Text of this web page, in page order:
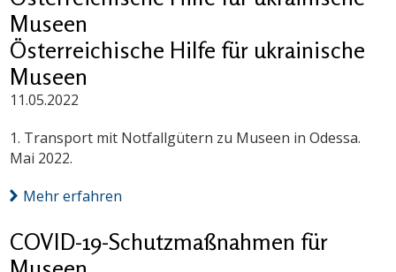
Museen
Österreichische Hilfe für ukrainische
Museen
11.05.2022
1. Transport mit Notfallgütern zu Museen in Odessa.
Mai 2022.
Mehr erfahren
COVID-19-Schutzmaßnahmen für